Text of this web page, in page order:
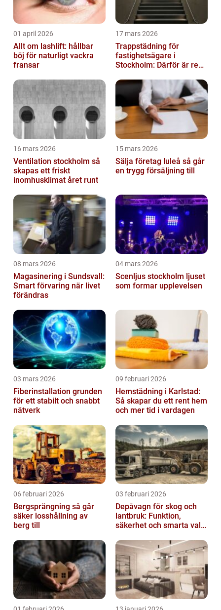
01 april 2026
Allt om lashlift: hållbar
böj för naturligt vackra
fransar
17 mars 2026
Trappstädning för
fastighetsägare i
Stockholm: Därför är rena
investering
16 mars 2026
Ventilation stockholm så
skapas ett friskt
inomhusklimat året runt
15 mars 2026
Sälja företag luleå så går
en trygg försäljning till
08 mars 2026
Magasinering i Sundsvall:
Smart förvaring när livet
förändras
04 mars 2026
Scenljus stockholm ljuset
som formar upplevelsen
03 mars 2026
Fiberinstallation grunden
för ett stabilt och snabbt
nätverk
09 februari 2026
Hemstädning i Karlstad:
Så skapar du ett rent hem
och mer tid i vardagen
06 februari 2026
Bergsprängning så går
säker losshållning av
berg till
03 februari 2026
Depåvagn för skog och
lantbruk: Funktion,
säkerhet och smarta val